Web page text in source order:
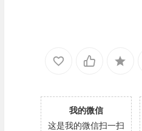
我的微信
这是我的微信扫一扫